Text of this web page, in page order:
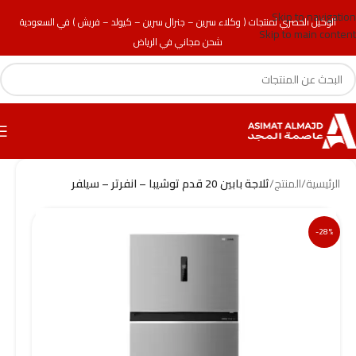
الوكيل الحصري لمنتجات ( وكلاء سرين – جنرال سرين – كيولد – فريش ) في السعودية
شحن مجاني في الرياض
Skip to navigation
Skip to main content
الرئيسية/المنتج/ثلاجة بابين 20 قدم توشيبا – انفرتر – سيلفر
-28%